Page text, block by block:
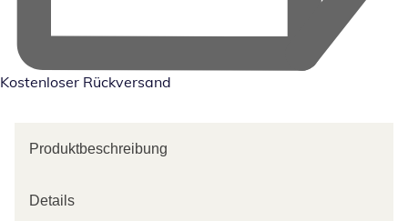
Kostenloser Rückversand
Produktbeschreibung
Details